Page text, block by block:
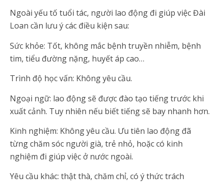
Ngoài yếu tố tuổi tác, người lao động đi giúp việc Đài
Loan cần lưu ý các điều kiện sau:
Sức khỏe: Tốt, không mắc bệnh truyền nhiễm, bệnh
tim, tiểu đường nặng, huyết áp cao…
Trình độ học vấn: Không yêu cầu.
Ngoại ngữ: lao động sẽ được đào tạo tiếng trước khi
xuất cảnh. Tuy nhiên nếu biết tiếng sẽ bay nhanh hơn.
Kinh nghiệm: Không yêu cầu. Ưu tiên lao động đã
từng chăm sóc người già, trẻ nhỏ, hoặc có kinh
nghiệm đi giúp việc ở nước ngoài.
Yêu cầu khác: thật thà, chăm chỉ, có ý thức trách